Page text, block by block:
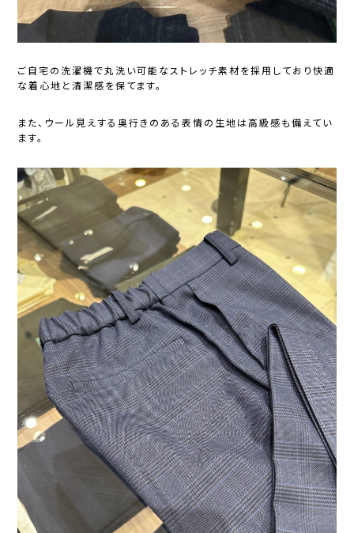
ご自宅の洗濯機で丸洗い可能なストレッチ素材を採用しており快適
な着心地と清潔感を保てます。
また、ウール見えする奥行きのある表情の生地は高級感も備えてい
ます。